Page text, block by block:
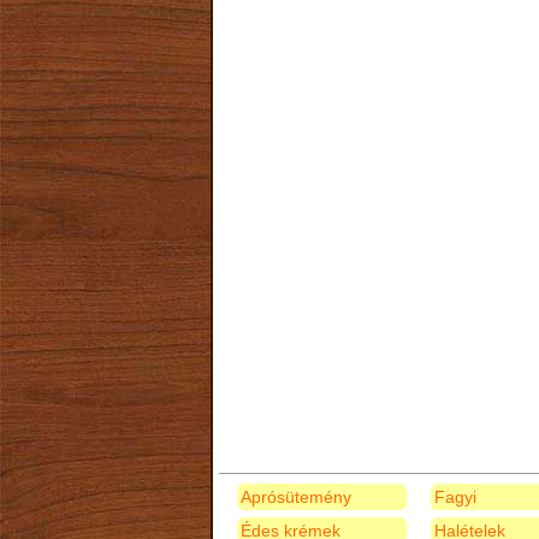
Aprósütemény
Édes krémek
Fagyi
Halételek